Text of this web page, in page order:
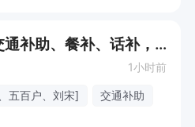
软体家具业务员（交通补助、餐补、话补，享有年终奖、节日福利，还有公司团建、油补等）
1小时前
五百户、刘宋]
交通补助